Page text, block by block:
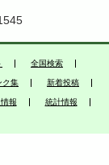
全国検索
ク集 新着投稿
報 統計情報